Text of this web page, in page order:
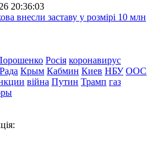
20:36:03
внесли заставу у розмірі 10 млн
Росія коронавирус
Рада Крым Кабмин Киев НБУ ООС
війна Путин Трамп газ